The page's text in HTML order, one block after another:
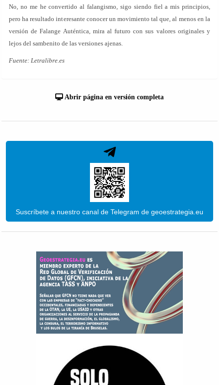
No, no me he convertido al falangismo, sigo siendo fiel a mis principios,
pero ha resultado interesante conocer un movimiento tal que, al menos en la
versión de Falange Auténtica, mira al futuro con sus valores originales y
lejos del sambenito de las versiones ajenas.
Fuente: Letralibre.es
Abrir página en versión completa
Suscríbete a nuestro canal de Telegram de geoestrategia.eu